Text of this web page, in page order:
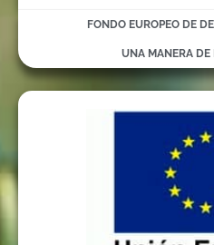
FONDO EUROPEO DE
UNA MANERA DE